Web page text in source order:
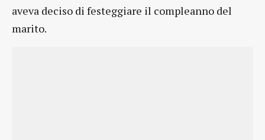
aveva deciso di festeggiare il compleanno del
marito.